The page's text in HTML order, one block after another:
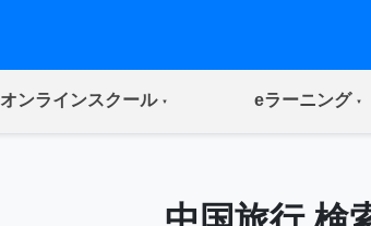
オンラインスクール(current) eラーニング